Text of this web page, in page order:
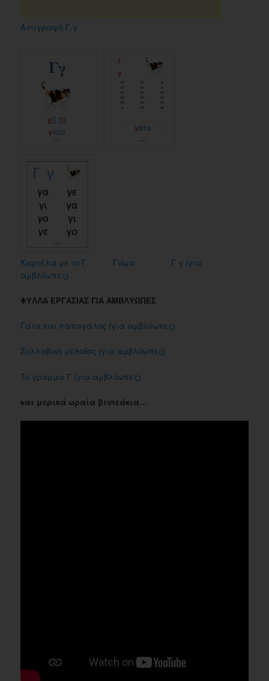
Αντιγραφή Γ,γ
Καρτέλα με το Γ Γάμα
Γ γ (για
αμβλύωπες)
ΦΥΛΛΑ ΕΡΓΑΣΙΑΣ ΓΙΑ ΑΜΒΛΥΩΠΕΣ
Γάτα και παπαγάλος (για αμβλύωπες)
Συλλαβική μέθοδος (για αμβλύωπες)
Το γράμμα Γ (για αμβλύωπες)
και μερικά ωραία βιντεάκια…